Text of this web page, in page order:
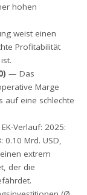
hohen
weist einen
Profitabilität
— Das
Marge
auf eine schlechte
Verlauf: 2025:
0.10 Mrd. USD,
extrem
der die